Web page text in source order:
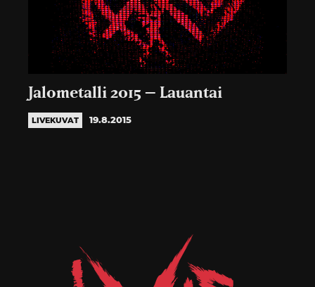
Jalometalli 2015 – Lauantai
LIVEKUVAT 19.8.2015